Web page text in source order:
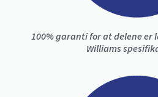
100% garanti for at delene er
Williams